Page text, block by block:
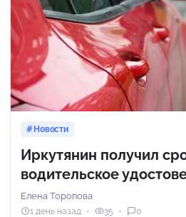
Новости
Иркутянин получил
водительское
Елена Торопова
1 день назад 35 0